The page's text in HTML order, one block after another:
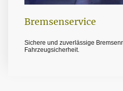
Bremsenservice
Sichere und zuverlässige
Fahrzeugsicherheit.